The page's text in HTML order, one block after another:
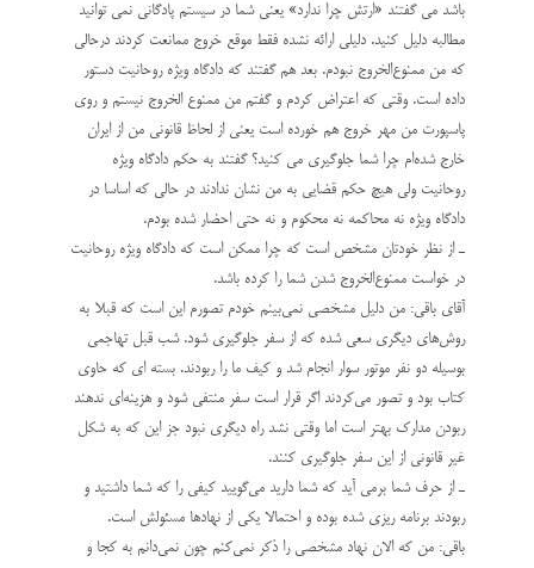
باشد مي‌ گفتند «ارتش چرا ندارد» يعني شما در سيستم پادگاني نمي توانيد
مطالبه دليل كنيد. دليلي ارائه نشده فقط موقع خروج ممانعت كردند درحالي
كه من ممنوع‌الخروج نبودم. بعد هم گفتند كه دادگاه ويژه روحانيت دستور
داده است. وقتي كه اعتراض كردم و گفتم من ممنوع الخروج نيستم و روي
پاسپورت من مهر خروج هم خورده است يعني از لحاظ قانوني من از ايران
خارج شده‌ام چرا شما جلوگيري مي كنيد؟ گفتند به حكم دادگاه ويژه
روحانيت ولي هيچ حكم قضايي به من نشان ندادند در حالي كه اساسا در
دادگاه ويژه نه محاكمه نه محكوم و نه حتي احضار شده بودم.
ـ از نظر خودتان مشخص است كه چرا ممكن است كه دادگاه ويژه روحانيت
در خواست ممنوع‌الخروج شدن شما را كرده باشد.
آقاي باقي: من دليل مشخصي نمي‌بينم خودم تصورم اين است كه قبلا به
روش‌هاي ديگري سعي شده كه از سفر جلوگيري شود. شب قبل تهاجمي
بوسيله دو نفر موتور سوار انجام شد و كيف ما را ربودند. بسته اي كه حاوي
كتاب بود و تصور مي‌كردند اگر قرار است سفر منتفي شود و هزينه‌اي ندهند
ربودن مدارك بهتر است اما وقتي نشد راه ديگري نبود جز اين كه به شكل
غير قانوني از اين سفر جلوگيري كنند.
ـ از حرف شما برمي ‌آيد كه شما داريد مي‌گوييد كيفي را كه شما داشتيد و
ربودند برنامه ريزي شده بوده و احتمالا يكي از نهادها مسئولش است.
باقي: من كه الان نهاد مشخصي را ذكر نمي‌كنم چون نمي‌دانم به كجا و